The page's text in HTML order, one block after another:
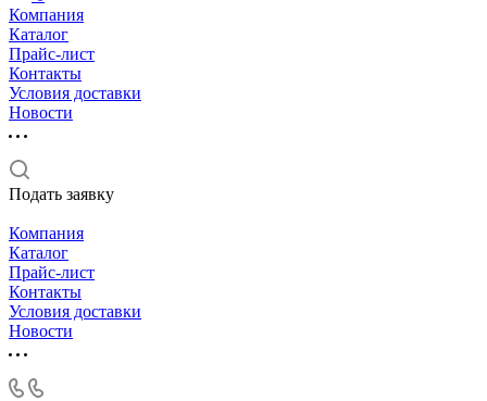
Компания
Каталог
Прайс-лист
Контакты
Условия доставки
Новости
Подать заявку
Компания
Каталог
Прайс-лист
Контакты
Условия доставки
Новости